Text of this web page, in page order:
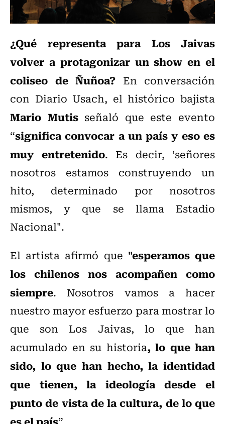
¿Qué representa para Los Jaivas
volver a protagonizar un show en el
coliseo de Ñuñoa? En conversación
con Diario Usach, el histórico bajista
Mario Mutisseñaló que este evento
“significa convocar a un país y eso es
muy entretenido. Es decir, ‘señores
nosotros estamos construyendo un
hito, determinado por nosotros
mismos, y que se llama Estadio
Nacional".
El artista afirmó que "esperamos que
los chilenos nos acompañen como
siempre. Nosotros vamos a hacer
nuestro mayor esfuerzo para mostrar lo
que son Los Jaivas, lo que han
acumulado en su historia, lo que han
sido, lo que han hecho, la identidad
que tienen, la ideología desde el
punto de vista de la cultura, de lo que